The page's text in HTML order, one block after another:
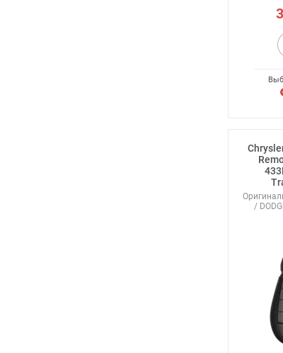
/